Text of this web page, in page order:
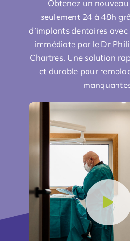
Obtenez un nouveau
seulement 24 à 48h
d’implants dentaires
immédiate par le Dr
Chartres. Une solution
et durable pour